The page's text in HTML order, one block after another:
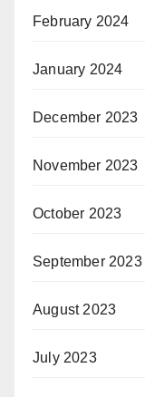
February 2024
January 2024
December 2023
November 2023
October 2023
September 2023
August 2023
July 2023